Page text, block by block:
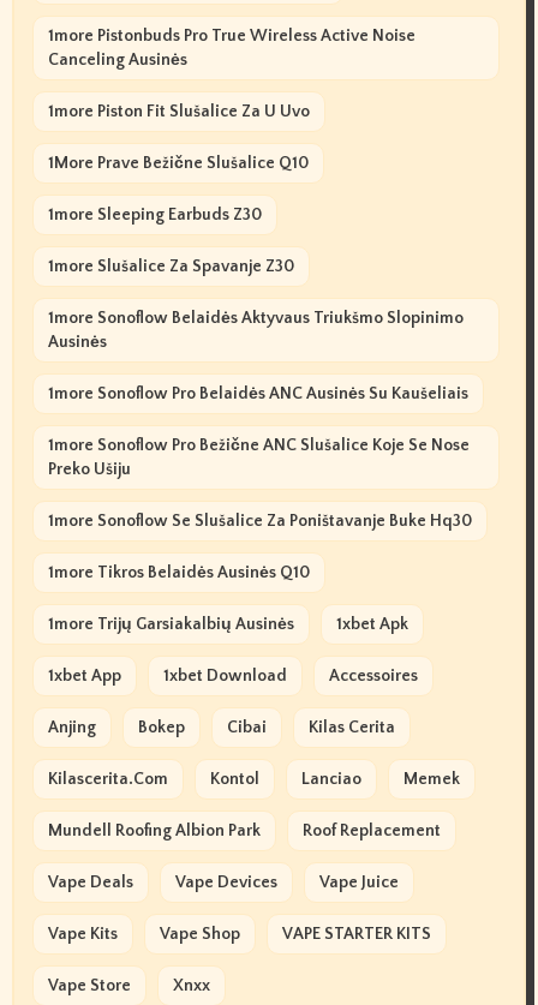
1more Pistonbuds Pro True Wireless Active Noise
Canceling Ausinės
1more Piston Fit Slušalice Za U Uvo
1More Prave Bežične Slušalice Q10
1more Sleeping Earbuds Z30
1more Slušalice Za Spavanje Z30
1more Sonoflow Belaidės Aktyvaus Triukšmo Slopinimo
Ausinės
1more Sonoflow Pro Belaidės ANC Ausinės Su Kaušeliais
1more Sonoflow Pro Bežične ANC Slušalice Koje Se Nose
Preko Ušiju
1more Sonoflow Se Slušalice Za Poništavanje Buke Hq30
1more Tikros Belaidės Ausinės Q10
1more Trijų Garsiakalbių Ausinės 1xbet Apk
1xbet App 1xbet Download Accessoires
Anjing Bokep Cibai Kilas Cerita
Kilascerita.com Kontol Lanciao Memek
Mundell Roofing Albion Park Roof Replacement
Vape Deals Vape Devices Vape Juice
Vape Kits Vape Shop VAPE STARTER KITS
Vape Store Xnxx